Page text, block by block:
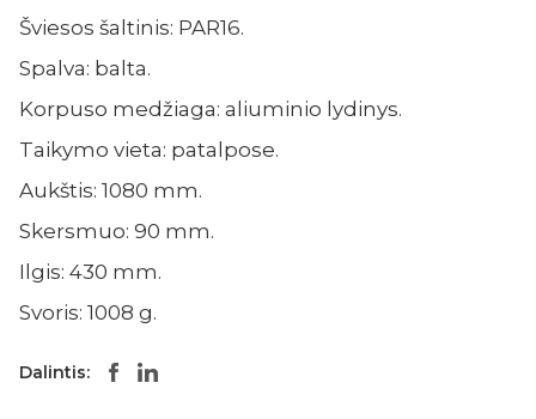
Šviesos šaltinis: PAR16.
Spalva: balta.
Korpuso medžiaga: aliuminio lydinys.
Taikymo vieta: patalpose.
Aukštis: 1080 mm.
Skersmuo: 90 mm.
Ilgis: 430 mm.
Svoris: 1008 g.
Dalintis: